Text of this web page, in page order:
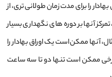
را برای مدت زمان طولانی‌ تری، از
آنها بر دوره‌ های نگهداری بسیار
آنها ممکن است یک اوراق بهادار را
برخی ممکن است تنها دو تا سه ساعت